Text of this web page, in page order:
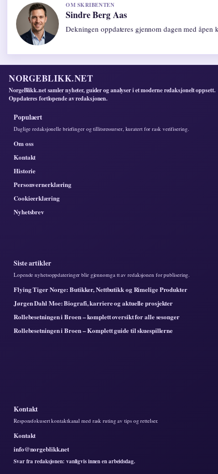
OM SKRIBENTEN
Sindre Berg Aas
Dekningen oppdateres gjennom dagen med åpen
NORGEBLIKK.NET
NorgeBlikk.net samler nyheter, guider og analyser i et moderne redaksjonelt oppsett.
Oppdateres fortlopende av redaksjonen.
Populaert
Daglige redaksjonelle briefinger og tillitsressurser, kuratert for rask verifisering.
Om oss
Kontakt
Historie
Personvernerklæring
Cookieerklæring
Nyhetsbrev
Siste artikler
Lopende nyhetsoppdateringer blir gjennomga tt av redaksjonen for publisering.
Flying Tiger Norge: Butikker, Nettbutikk og Rimelige Produkter
Jørgen Dahl Moe: Biografi, karriere og aktuelle prosjekter
Rollebesetningen i Broen – komplett oversikt for alle sesonger
Rollebesetningen i Broen – Komplett guide til skuespillerne
Kontakt
Responsfokusert kontaktkanal med rask ruting av tips og rettelser.
Kontakt
info@norgeblikk.net
Svar fra redaksjonen: vanligvis innen en arbeidsdag.